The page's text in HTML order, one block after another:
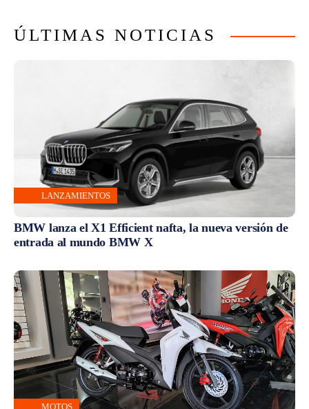
ÚLTIMAS NOTICIAS
LANZAMIENTOS
BMW lanza el X1 Efficient nafta, la nueva versión de
entrada al mundo BMW X
MOTOS